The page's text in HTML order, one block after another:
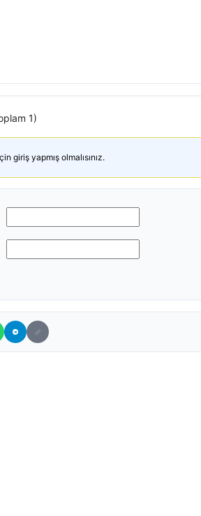
1)
giriş yapmış olmalısınız.